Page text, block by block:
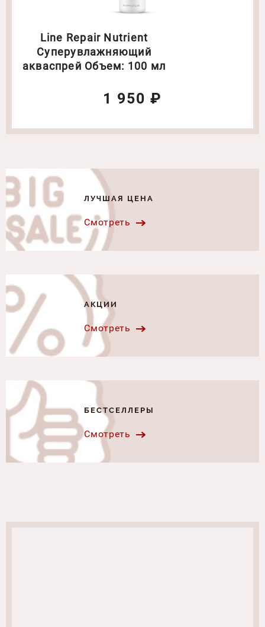
Line Repair Nutrient
Суперувлажняющий
акваспрей Объем: 100 мл
1 950 ₽
ЛУЧШАЯ ЦЕНА
Смотреть
АКЦИИ
Смотреть
БЕСТСЕЛЛЕРЫ
Смотреть